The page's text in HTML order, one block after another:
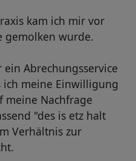
kam ich mir vor
gemolken wurde.
Abrechungsservice
ich meine Einwilligung
meine Nachfrage
"des is etz halt
Verhältnis zur